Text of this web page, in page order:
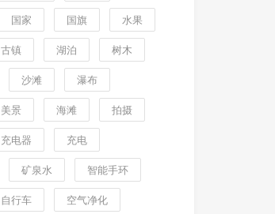
国家 国旗 水果
古镇 湖泊 树木
沙滩 瀑布
美景 海滩 拍摄
充电器 充电
矿泉水 智能手环
自行车 空气净化